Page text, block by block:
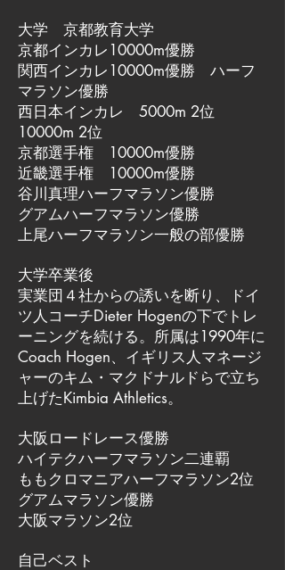
大学 京都教育大学
京都インカレ10000m優勝
関西インカレ10000m優勝 ハーフ
マラソン優勝
西日本インカレ 5000m 2位
10000m 2位
京都選手権 10000m優勝
近畿選手権 10000m優勝
谷川真理ハーフマラソン優勝
グアムハーフマラソン優勝
上尾ハーフマラソン一般の部優勝
大学卒業後
実業団４社からの誘いを断り、ドイ
ツ人コーチDieter Hogenの下でトレ
ーニングを続ける。所属は1990年に
Coach Hogen、イギリス人マネージ
ャーのキム・マクドナルドらで立ち
上げたKimbia Athletics。
大阪ロードレース優勝
ハイテクハーフマラソン二連覇
ももクロマニアハーフマラソン2位
グアムマラソン優勝
大阪マラソン2位
自己ベスト